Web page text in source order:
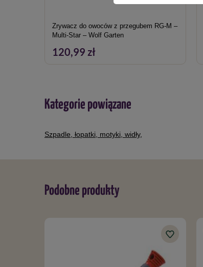
Zrywacz do owoców z przegubem RG-M –
Multi-Star – Wolf Garten
120,99 zł
Kategorie powiązane
Szpadle, łopatki, motyki, widły,
Podobne produkty